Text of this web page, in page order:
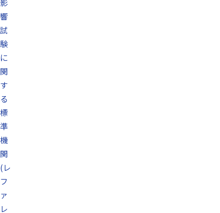
影
響
試
験
に
関
す
る
標
準
機
関
(レ
フ
ァ
レ